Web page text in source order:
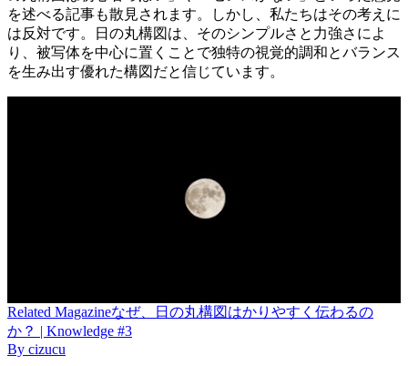
を述べる記事も散見されます。しかし、私たちはその考えに
は反対です。日の丸構図は、そのシンプルさと力強さによ
り、被写体を中心に置くことで独特の視覚的調和とバランス
を生み出す優れた構図だと信じています。
Related Magazineなぜ、日の丸構図はかりやすく伝わるの
か？ | Knowledge #3
By cizucu